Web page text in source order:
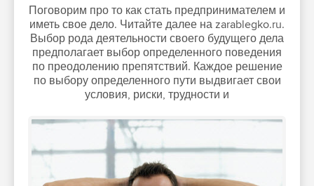
Поговорим про то как стать предпринимателем и
иметь свое дело. Читайте далее на zarablegko.ru.
Выбор рода деятельности своего будущего дела
предполагает выбор определенного поведения
по преодолению препятствий. Каждое решение
по выбору определенного пути выдвигает свои
условия, риски, трудности и